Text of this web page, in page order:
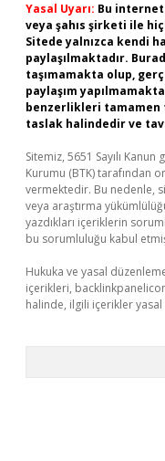
Yasal Uyarı: Bu
veya şahıs şirketi ile
Sitede yalnızca kendi
paylaşılmaktadır.
taşımamakta olup,
paylaşım
benzerlikleri
taslak halindedir ve
Sitemiz, 5651 Sayılı
Kurumu (BTK) tarafından
vermektedir. Bu nedenle,
veya araştırma
yazdıkları içeriklerin
bu sorumluluğu kabul
Hukuka ve yasal
içerikleri,
halinde, ilgili içerikler yasal